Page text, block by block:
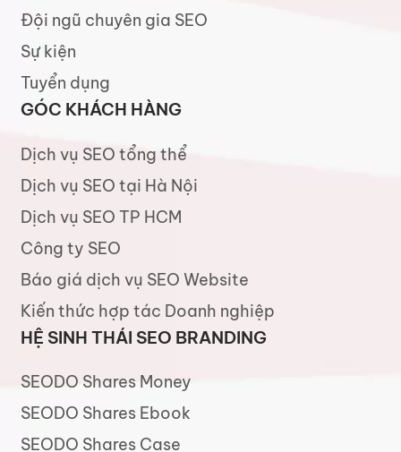
Đội ngũ chuyên gia SEO
Sự kiện
Tuyển dụng
GÓC KHÁCH HÀNG
Dịch vụ SEO tổng thể
Dịch vụ SEO tại Hà Nội
Dịch vụ SEO TP HCM
Công ty SEO
Báo giá dịch vụ SEO Website
Kiến thức hợp tác Doanh nghiệp
HỆ SINH THÁI SEO BRANDING
SEODO Shares Money
SEODO Shares Ebook
SEODO Shares Case